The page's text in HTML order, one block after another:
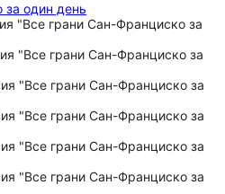
один день
и открывающая
экскурсия. Мы провели
день в Сан-Франциско с Ильёй.
фактов , нюансов и фишек.
из возможных. Окунулись в
политическую, уличную,
жизни города. Посетили
откуда можно было
А также, ездили в уютный
где вкусно пообедали в
нам сориентироваться в нашем